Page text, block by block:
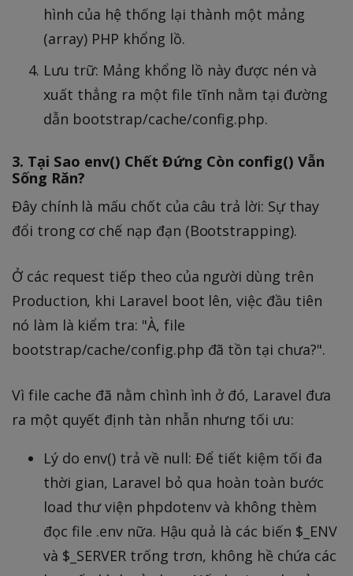
hình của hệ thống lại thành một mảng
(array) PHP khổng lồ.
Lưu trữ: Mảng khổng lồ này được nén và
xuất thẳng ra một file tĩnh nằm tại đường
dẫn bootstrap/cache/config.php.
3. Tại Sao env() Chết Đứng Còn config() Vẫn
Sống Răn?
Đây chính là mấu chốt của câu trả lời: Sự thay
đổi trong cơ chế nạp đạn (Bootstrapping).
Ở các request tiếp theo của người dùng trên
Production, khi Laravel boot lên, việc đầu tiên
nó làm là kiểm tra: "À, file
bootstrap/cache/config.php đã tồn tại chưa?".
Vì file cache đã nằm chình ình ở đó, Laravel đưa
ra một quyết định tàn nhẫn nhưng tối ưu:
Lý do env() trả về null: Để tiết kiệm tối đa
thời gian, Laravel bỏ qua hoàn toàn bước
load thư viện phpdotenv và không thèm
đọc file .env nữa. Hậu quả là các biến $_ENV
và $_SERVER trống trơn, không hề chứa các